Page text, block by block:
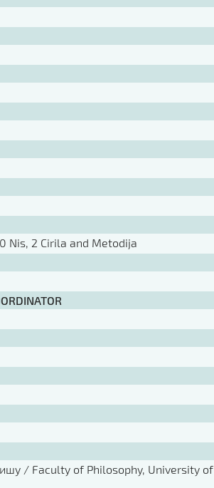
Nis, 2 Cirila and Metodija
/ Faculty of Philosophy, University of